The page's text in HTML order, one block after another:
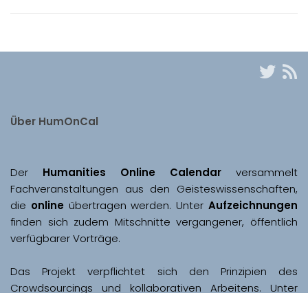
Über HumOnCal
Der Humanities Online Calendar versammelt
Fachveranstaltungen aus den Geisteswissenschaften,
die online übertragen werden. Unter Aufzeichnungen
finden sich zudem Mitschnitte vergangener, öffentlich
Das Projekt verpflichtet sich den Prinzipien des
Crowdsourcings und kollaborativen Arbeitens. Unter